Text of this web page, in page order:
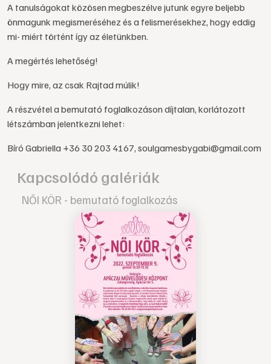
A tanulságokat közösen megbeszélve jutunk egyre beljebb
önmagunk megismeréséhez és a felismerésekhez, hogy eddig
mi- miért történt így az életünkben.
A megértés lehetőség!
Hogy mire, az csak Rajtad múlik!
A részvétel a bemutató foglalkozáson díjtalan, korlátozott
létszámban jelentkezni lehet:
Bíró Gabriella +36 30 203 4167, soulgamesbygabi@gmail.com
Kapcsolódó galériák
NŐI KÖR - bemutató foglalkozás